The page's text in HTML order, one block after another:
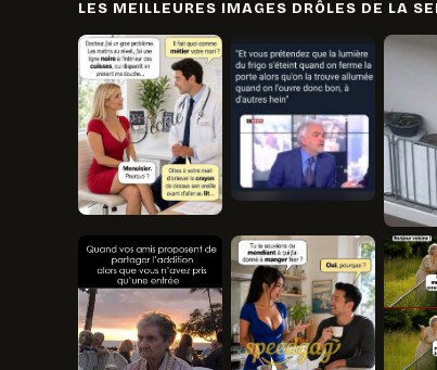
LES MEILLEURES IMAGES DRÔLES DE LA